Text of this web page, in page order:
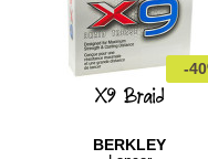
-
X9 Braid
BERKLEY